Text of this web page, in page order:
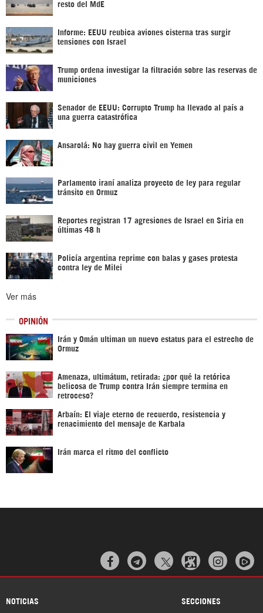
resto del MdE
Informe: EEUU reubica aviones cisterna tras surgir
tensiones con Israel
Trump ordena investigar la filtración sobre las reservas de
municiones
Senador de EEUU: Corrupto Trump ha llevado al país a
una guerra catastrófica
Ansarolá: No hay guerra civil en Yemen
Parlamento iraní analiza proyecto de ley para regular
tránsito en Ormuz
Reportes registran 17 agresiones de Israel en Siria en
últimas 48 h
Policía argentina reprime con balas y gases protesta
contra ley de Milei
Ver más
OPINIÓN
Irán y Omán ultiman un nuevo estatus para el estrecho de
Ormuz
Amenaza, ultimátum, retirada: ¿por qué la retórica
belicosa de Trump contra Irán siempre termina en
retroceso?
Arbaín: El viaje eterno de recuerdo, resistencia y
renacimiento del mensaje de Karbala
Irán marca el ritmo del conflicto
  
NOTICIAS SECCIONES